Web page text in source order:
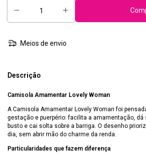
Meios de envio
Descrição
Camisola Amamentar Lovely Woman
A Camisola Amamentar Lovely Woman foi
gestação e puerpério: facilita a amamentação,
busto e cai solta sobre a barriga. O desenho
dia, sem abrir mão do charme da renda.
Particularidades que fazem diferença